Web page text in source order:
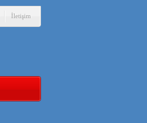
İletişim